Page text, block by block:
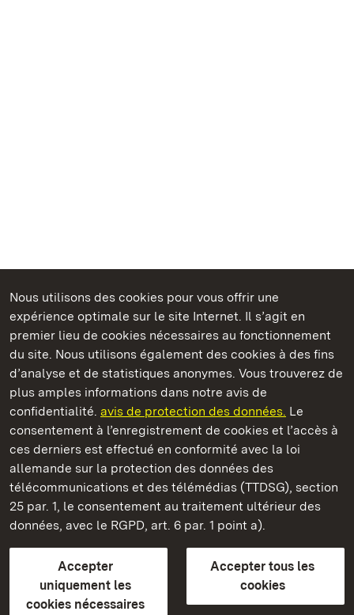
Nous utilisons des cookies pour vous offrir une
expérience optimale sur le site Internet. Il s’agit en
premier lieu de cookies nécessaires au fonctionnement
du site. Nous utilisons également des cookies à des fins
d’analyse et de statistiques anonymes. Vous trouverez de
plus amples informations dans notre avis de
confidentialité. avis de protection des données. Le
consentement à l’enregistrement de cookies et l’accès à
ces derniers est effectué en conformité avec la loi
allemande sur la protection des données des
télécommunications et des télémédias (TTDSG), section
25 par. 1, le consentement au traitement ultérieur des
données, avec le RGPD, art. 6 par. 1 point a).
Accepter
uniquement les
cookies nécessaires
Accepter tous les
cookies
Châteaux et jardins publics du Bade-Wurtemberg
Monastère de Maulbronn
Châteaux et jardins publics du Bade-Wurtemberg
Contact et informationsFAQ et réponsesMentions légales
Protection des données
Explications sur l’accessibilité
BITV-konform (geprüfte Seiten)
plus loin
Accueil